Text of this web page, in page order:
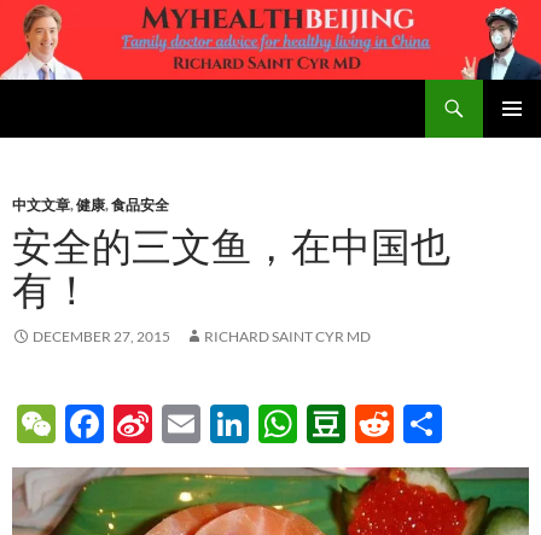
Skip
content
中文文章,健康,食品安全
安全的三文鱼，在中国也
有！
DECEMBER 27, 2015 RICHARD SAINT CYR MD
W
e
C
F
ac
e
Si
n
a
E
m
ail
Li
n
k
W
h
at
D
o
u
R
e
d
h
ar